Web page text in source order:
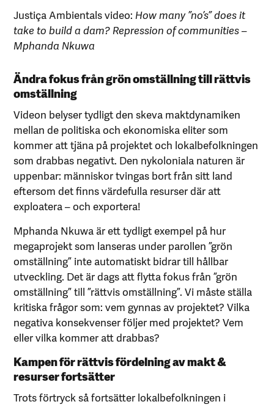
Justiça Ambientals video: How many ”no’s” does it
take to build a dam? Repression of communities –
Mphanda Nkuwa
Ändra fokus från grön omställning till rättvis
omställning
Videon belyser tydligt den skeva maktdynamiken
mellan de politiska och ekonomiska eliter som
kommer att tjäna på projektet och lokalbefolkningen
som drabbas negativt. Den nykoloniala naturen är
uppenbar: människor tvingas bort från sitt land
eftersom det finns värdefulla resurser där att
exploatera – och exportera!
Mphanda Nkuwa är ett tydligt exempel på hur
megaprojekt som lanseras under parollen ”grön
omställning” inte automatiskt bidrar till hållbar
utveckling. Det är dags att flytta fokus från ”grön
omställning” till ”rättvis omställning”. Vi måste ställa
kritiska frågor som: vem gynnas av projektet? Vilka
negativa konsekvenser följer med projektet? Vem
eller vilka kommer att drabbas?
Kampen för rättvis fördelning av makt &
resurser fortsätter
Trots förtryck så fortsätter lokalbefolkningen i